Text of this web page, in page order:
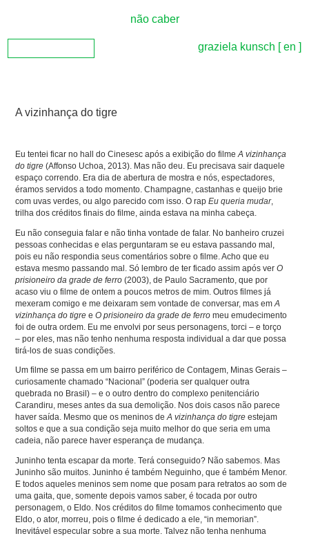
não caber
graziela kunsch [ en ]
A vizinhança do tigre
Eu tentei ficar no hall do Cinesesc após a exibição do filmeA vizinhança
do tigre(Affonso Uchoa, 2013). Mas não deu. Eu precisava sair daquele
espaço correndo. Era dia de abertura de mostra e nós, espectadores,
éramos servidos a todo momento. Champagne, castanhas e queijo brie
com uvas verdes, ou algo parecido com isso. O rapEu queria mudar,
trilha dos créditos finais do filme, ainda estava na minha cabeça.
Eu não conseguia falar e não tinha vontade de falar. No banheiro cruzei
pessoas conhecidas e elas perguntaram se eu estava passando mal,
pois eu não respondia seus comentários sobre o filme. Acho que eu
estava mesmo passando mal. Só lembro de ter ficado assim após verO
prisioneiro da grade de ferro (2003), de Paulo Sacramento, que por
acaso viu o filme de ontem a poucos metros de mim. Outros filmes já
mexeram comigo e me deixaram sem vontade de conversar, mas emA
vizinhança do tigreeO prisioneiro da grade de ferromeu emudecimento
foi de outra ordem. Eu me envolvi por seus personagens, torci – e torço
– por eles, mas não tenho nenhuma resposta individual a dar que possa
tirá-los de suas condições.
Um filme se passa em um bairro periférico de Contagem, Minas Gerais –
curiosamente chamado “Nacional” (poderia ser qualquer outra
quebrada no Brasil) – e o outro dentro do complexo penitenciário
Carandiru, meses antes da sua demolição. Nos dois casos não parece
haver saída. Mesmo que os meninos deA vizinhança do tigre estejam
soltos e que a sua condição seja muito melhor do que seria em uma
cadeia, não parece haver esperança de mudança.
Juninho tenta escapar da morte. Terá conseguido? Não sabemos. Mas
Juninho são muitos. Juninho é também Neguinho, que é também Menor.
E todos aqueles meninos sem nome que posam para retratos ao som de
uma gaita, que, somente depois vamos saber, é tocada por outro
personagem, o Eldo. Nos créditos do filme tomamos conhecimento que
Eldo, o ator, morreu, pois o filme é dedicado a ele, “in memorian”.
Inevitável especular sobre a sua morte. Talvez não tenha nenhuma